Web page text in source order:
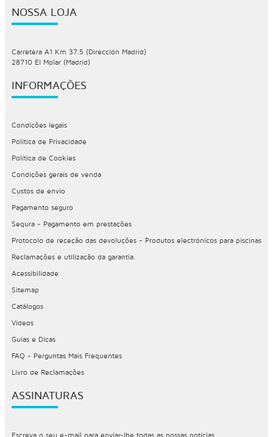
NOSSA LOJA
Carretera A1 Km 37.5 (Dirección Madrid)
28710 El Molar (Madrid)
INFORMAÇÕES
Condições legais
Política de Privacidade
Política de Cookies
Condições gerais de venda
Custos de envio
Pagamento seguro
Sequra - Pagamento em prestações
Protocolo de receção das devoluções - Produtos electrónicos para piscinas
Reclamações e utilização da garantia.
Acessibilidade
Sitemap
Catálogos
Vídeos
Guias e Dicas
FAQ - Perguntas Mais Frequentes
Livro de Reclamações
ASSINATURAS
Escreva o seu e-mail para enviar-lhe todas as nossas notícias